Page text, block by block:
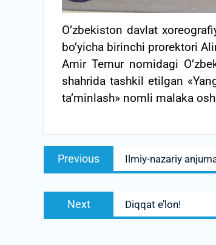
O’zbekiston davlat
bo’yicha birinchi prorektori
Amir Теmur nomidagi
shahrida tashkil etilgan
ta’minlash» nomli malaka
Post
menyusi
Previous
Previous
post:
Ilmiy-nazariy
Next
Next
post:
Diqqat e’lon!